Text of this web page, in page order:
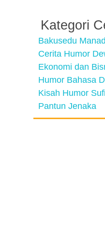
Kategori
Bakusedu
Cerita Humor
Ekonomi dan
Humor Bahasa
Kisah Humor Sufi
Pantun Jenaka